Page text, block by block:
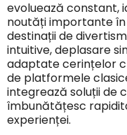
evoluează constant,
noutăți importante în
destinații de
intuitive, deplasare
adaptate cerințelor
de platformele
integrează soluții de
îmbunătățesc
experienței.